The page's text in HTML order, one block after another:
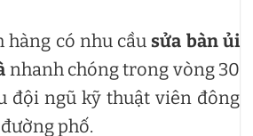
hàng có nhu cầusửa bàn ủi
nhanh chóng trong vòng 30
đội ngũ kỹ thuật viên đông
phố.